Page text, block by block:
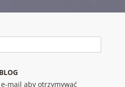
mail aby otrzymywać